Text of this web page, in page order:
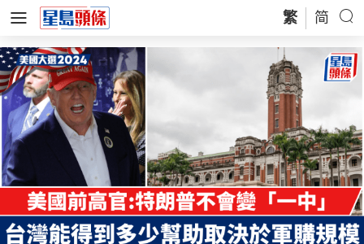
繁 简